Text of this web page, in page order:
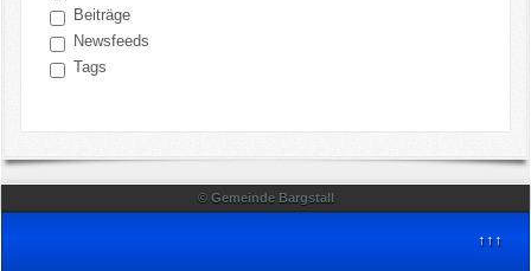
Beiträge
Newsfeeds
Tags
© Gemeinde Bargstall
↑↑↑